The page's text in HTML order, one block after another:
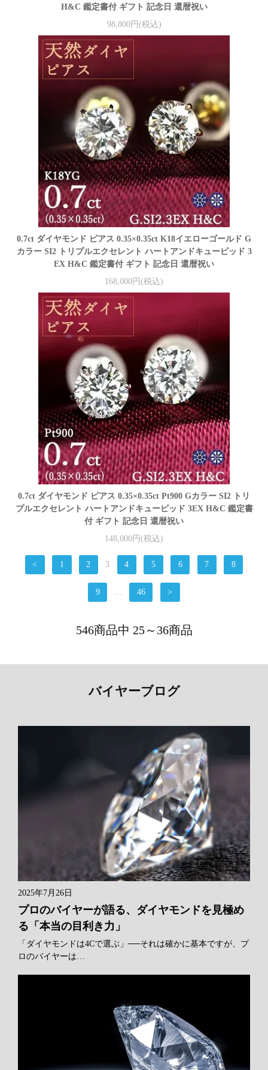
H&C 鑑定書付 ギフト 記念日 還暦祝い
98,800円(税込)
0.7ct ダイヤモンド ピアス 0.35×0.35ct K18イエローゴールド G
カラー SI2 トリプルエクセレント ハートアンドキューピッド 3
EX H&C 鑑定書付 ギフト 記念日 還暦祝い
168,000円(税込)
0.7ct ダイヤモンド ピアス 0.35×0.35ct Pt900 Gカラー SI2 トリ
プルエクセレント ハートアンドキューピッド 3EX H&C 鑑定書
付 ギフト 記念日 還暦祝い
148,000円(税込)
< 1 2 3 4 5 6 7 8
9 ... 46 >
546商品中 25～36商品
バイヤーブログ
2025年7月26日
プロのバイヤーが語る、ダイヤモンドを見極め
る「本当の目利き力」
「ダイヤモンドは4Cで選ぶ」──それは確かに基本ですが、プ
ロのバイヤーは…